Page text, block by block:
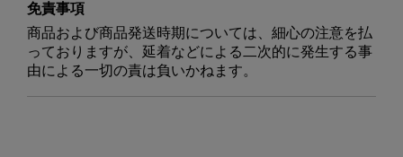
免責事項
商品および商品発送時期については、細心の注意を払
っておりますが、延着などによる二次的に発生する事
由による一切の責は負いかねます。